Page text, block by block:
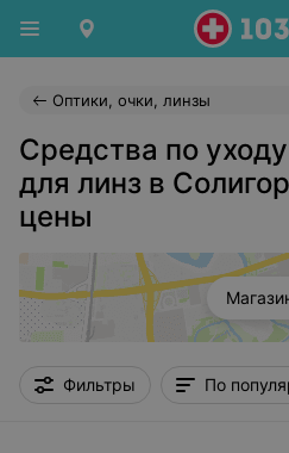
Оптики, очки, линзы
Средства по
для линз в
цены
Фильтры По